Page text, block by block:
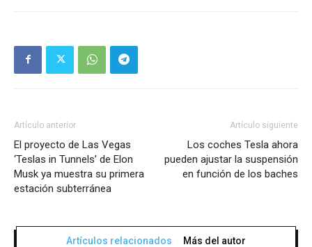
Artículo anterior
El proyecto de Las Vegas
‘Teslas in Tunnels’ de Elon
Musk ya muestra su primera
estación subterránea
Artículo siguiente
Los coches Tesla ahora
pueden ajustar la suspensión
en función de los baches
Artículos relacionados Más del autor